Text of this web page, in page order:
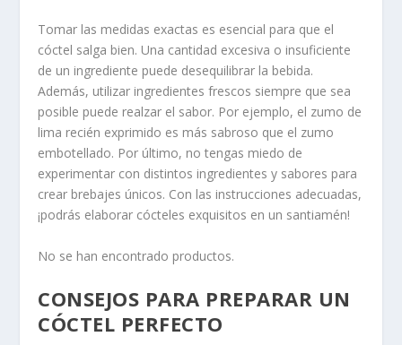
Tomar las medidas exactas es esencial para que el
cóctel salga bien. Una cantidad excesiva o insuficiente
de un ingrediente puede desequilibrar la bebida.
Además, utilizar ingredientes frescos siempre que sea
posible puede realzar el sabor. Por ejemplo, el zumo de
lima recién exprimido es más sabroso que el zumo
embotellado. Por último, no tengas miedo de
experimentar con distintos ingredientes y sabores para
crear brebajes únicos. Con las instrucciones adecuadas,
¡podrás elaborar cócteles exquisitos en un santiamén!
No se han encontrado productos.
CONSEJOS PARA PREPARAR UN
CÓCTEL PERFECTO